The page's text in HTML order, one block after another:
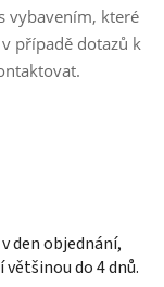
vybavením, které
případě dotazů k
den objednání,
do 4 dnů.